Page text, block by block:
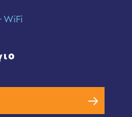
WiFi